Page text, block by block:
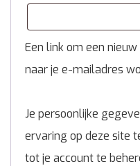
Een link om een
naar je e-mailadres
Je persoonlijke
ervaring op deze site
tot je account te